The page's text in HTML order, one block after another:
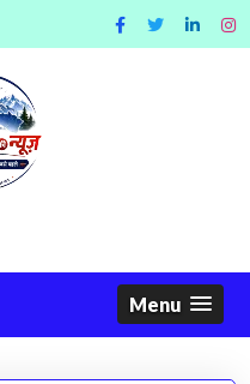
Menu